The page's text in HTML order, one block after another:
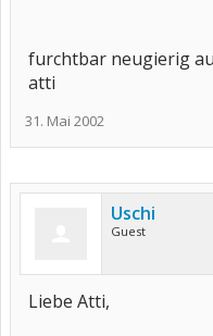
furchtbar neugierig
atti
31. Mai 2002
Uschi
Guest
Liebe Atti,